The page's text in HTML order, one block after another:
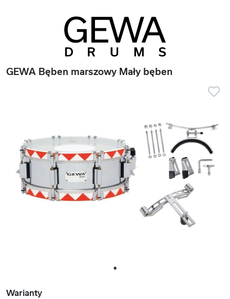
GEWA Bęben marszowy Mały bęben
1
Warianty